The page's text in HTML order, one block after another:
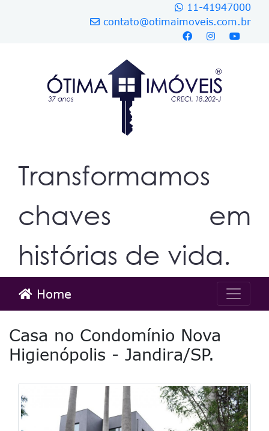
11-41947000
contato@otimaimoveis.com.br
Transformamos
chaves em
histórias de vida.
Home
Casa no Condomínio Nova
Higienópolis - Jandira/SP.